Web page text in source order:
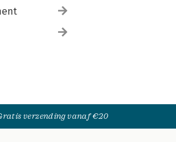
verzending vanaf €20